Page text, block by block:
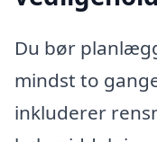
Du bør
mindst to
inkluderer